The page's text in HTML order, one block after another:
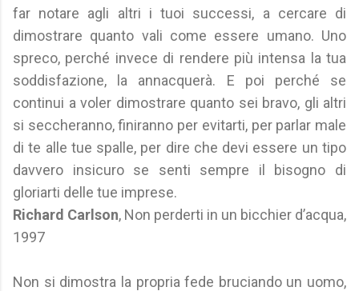
far notare agli altri i tuoi successi, a cercare di
dimostrare quanto vali come essere umano. Uno
spreco, perché invece di rendere più intensa la tua
soddisfazione, la annacquerà. E poi perché se
continui a voler dimostrare quanto sei bravo, gli altri
si seccheranno, finiranno per evitarti, per parlar male
di te alle tue spalle, per dire che devi essere un tipo
davvero insicuro se senti sempre il bisogno di
gloriarti delle tue imprese.
Richard Carlson, Non perderti in un bicchier d’acqua,
1997
Non si dimostra la propria fede bruciando un uomo,